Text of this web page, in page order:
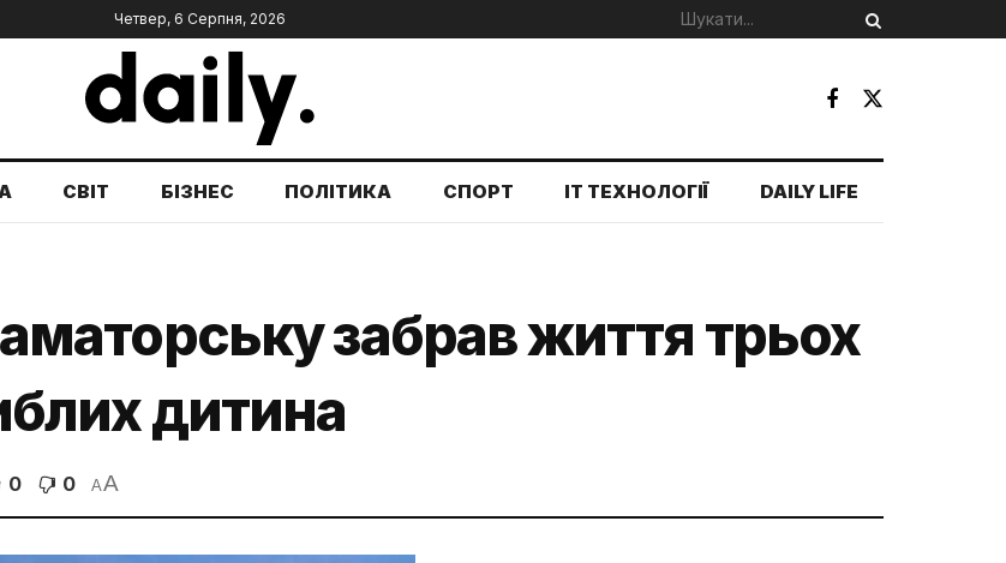
Четвер, 6 Серпня, 2026
СВІТ БІЗНЕС ПОЛІТИКА СПОРТ IT ТЕХНОЛОГІЇ DAILY LIFE
забрав життя трьох
дитина
0 0 AA